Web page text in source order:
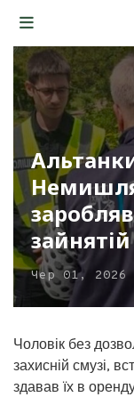
Чер 01, 2026
Чоловік без
захисній смузі,
здавав їх в